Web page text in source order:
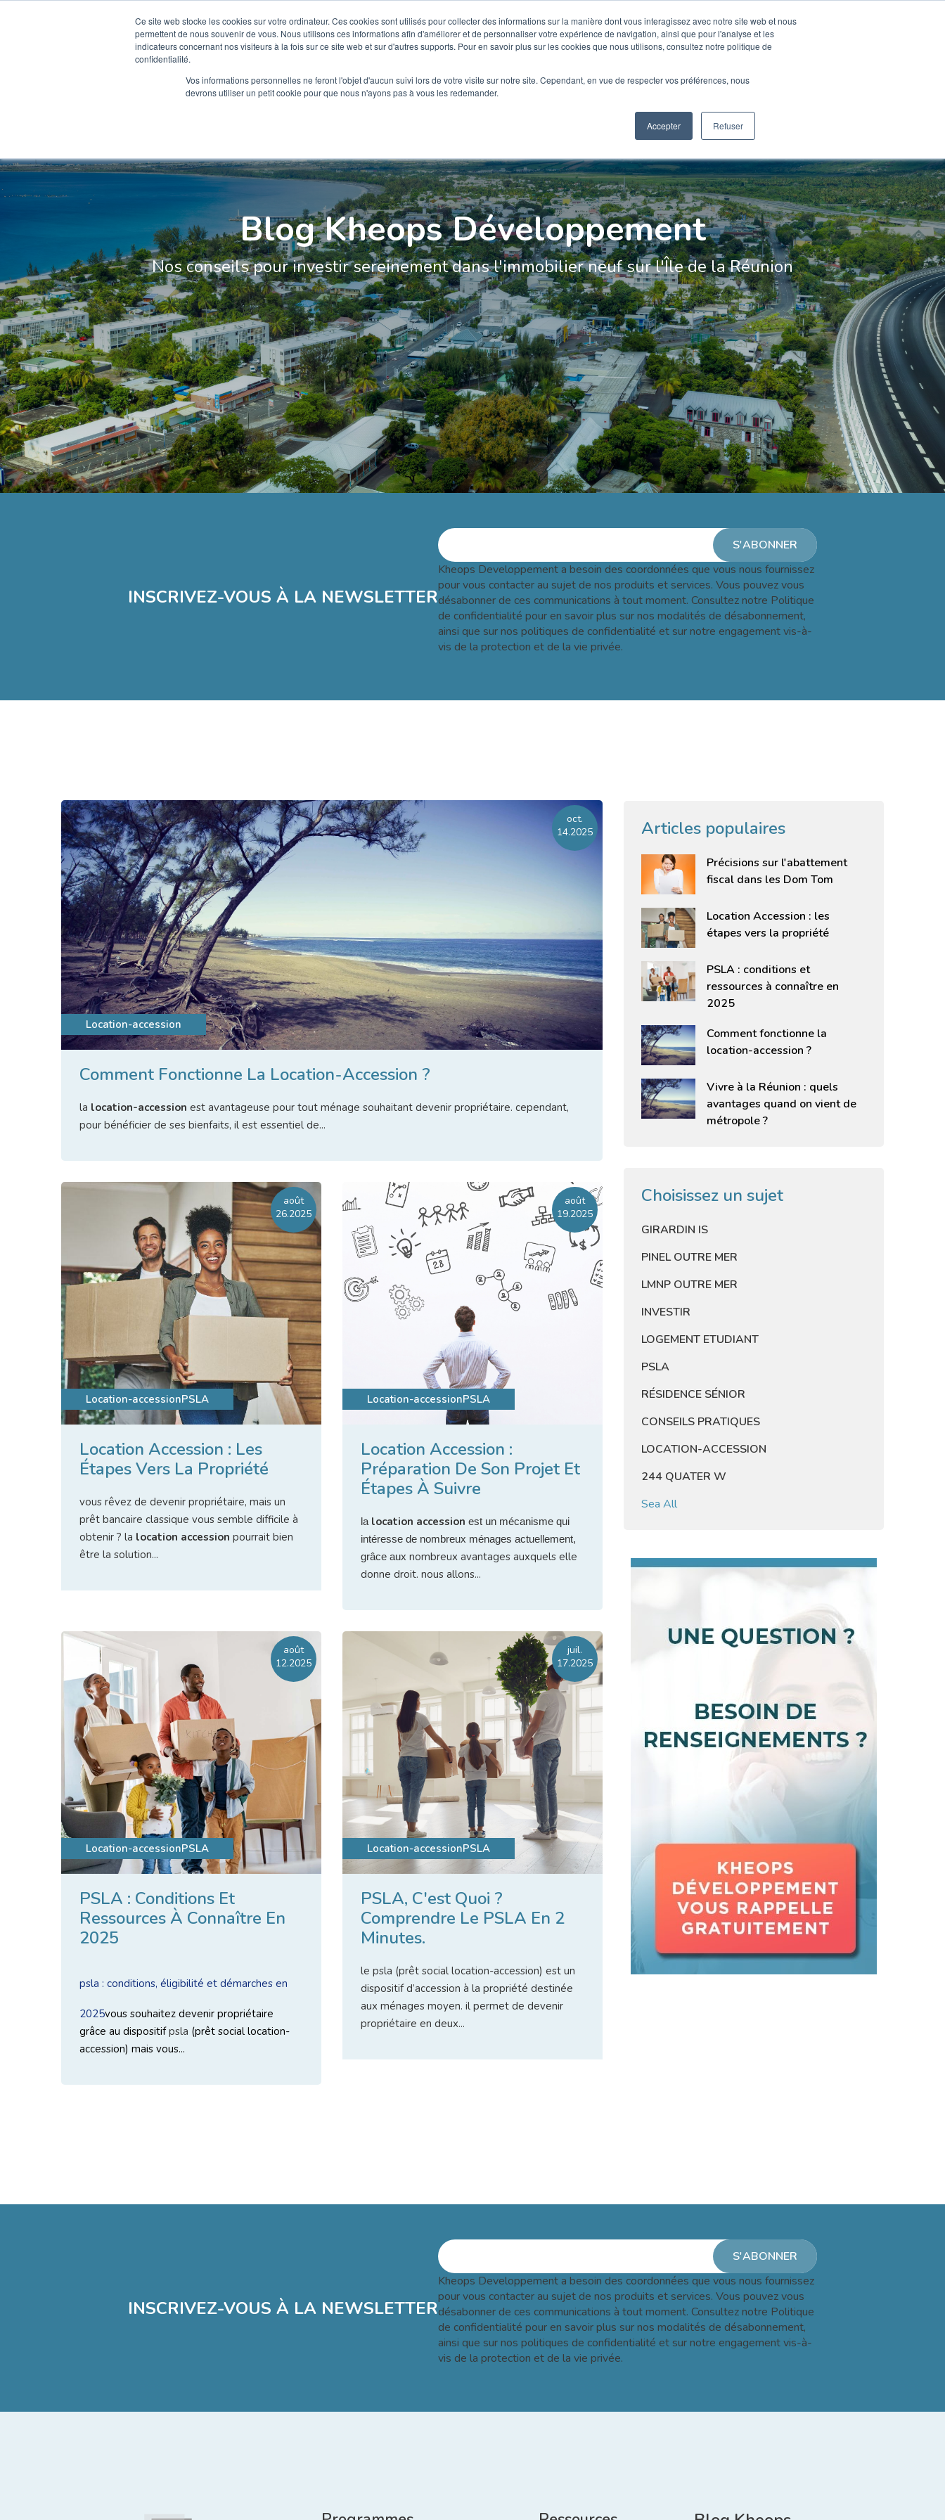
Ce site web stocke les cookies sur votre ordinateur. Ces cookies sont utilisés pour collecter des informations sur la manière dont vous interagissez avec notre site web et nous
permettent de nous souvenir de vous. Nous utilisons ces informations afin d'améliorer et de personnaliser votre expérience de navigation, ainsi que pour l'analyse et les
indicateurs concernant nos visiteurs à la fois sur ce site web et sur d'autres supports. Pour en savoir plus sur les cookies que nous utilisons, consultez notre politique de
confidentialité.
Vos informations personnelles ne feront l'objet d'aucun suivi lors de votre visite sur notre site. Cependant, en vue de respecter vos préférences, nous
devrons utiliser un petit cookie pour que nous n'ayons pas à vous les redemander.
Accepter Refuser
ACCUEIL PROGRAMMES
COMPRENDRE LA
DÉFISCALISATION
QUI SOMMES-
NOUS ?
BLOG
RESSOURCES D'AIDE À
L'INVESTISSEMENT
Blog Kheops Développement
Nos conseils pour investir sereinement dans l'immobilier neuf sur l'Île de la Réunion
INSCRIVEZ-VOUS À LA NEWSLETTER
Kheops Developpement a besoin des coordonnées que vous nous fournissez
pour vous contacter au sujet de nos produits et services. Vous pouvez vous
désabonner de ces communications à tout moment. Consultez notre Politique
de confidentialité pour en savoir plus sur nos modalités de désabonnement,
ainsi que sur nos politiques de confidentialité et sur notre engagement vis-à-
vis de la protection et de la vie privée.
oct.
14.2025
Location-accession
Comment Fonctionne La Location-Accession ?
la location-accession est avantageuse pour tout ménage souhaitant devenir propriétaire. cependant,
pour bénéficier de ses bienfaits, il est essentiel de...
août
26.2025
Location-accessionPSLA
Location Accession : Les
Étapes Vers La Propriété
vous rêvez de devenir propriétaire, mais un
prêt bancaire classique vous semble difficile à
obtenir ? la location accession pourrait bien
être la solution...
août
19.2025
Location-accessionPSLA
Location Accession :
Préparation De Son Projet Et
Étapes À Suivre
la location accession est un mécanisme qui
intéresse de nombreux ménages actuellement,
grâce auxnombreux avantages auxquels elle
donne droit. nous allons...
août
12.2025
Location-accessionPSLA
PSLA : Conditions Et
Ressources À Connaître En
2025
psla : conditions, éligibilité et démarches en
2025vous souhaitez devenir propriétaire
grâce au dispositifpsla (prêt social location-
accession) mais vous...
juil.
17.2025
Location-accessionPSLA
PSLA, C'est Quoi ?
Comprendre Le PSLA En 2
Minutes.
lepsla (prêt social location-accession) est un
dispositif d’accession à la propriété destinée
aux ménages moyen. il permet dedevenir
propriétaire en deux...
Articles populaires
Précisions sur l'abattement
fiscal dans les Dom Tom
Location Accession : les
étapes vers la propriété
PSLA : conditions et
ressources à connaître en
2025
Comment fonctionne la
location-accession ?
Vivre à la Réunion : quels
avantages quand on vient de
métropole ?
Choisissez un sujet
GIRARDIN IS
PINEL OUTRE MER
LMNP OUTRE MER
INVESTIR
LOGEMENT ETUDIANT
PSLA
RÉSIDENCE SÉNIOR
CONSEILS PRATIQUES
LOCATION-ACCESSION
244 QUATER W
Sea All
INSCRIVEZ-VOUS À LA NEWSLETTER
Kheops Developpement a besoin des coordonnées que vous nous fournissez
pour vous contacter au sujet de nos produits et services. Vous pouvez vous
désabonner de ces communications à tout moment. Consultez notre Politique
de confidentialité pour en savoir plus sur nos modalités de désabonnement,
ainsi que sur nos politiques de confidentialité et sur notre engagement vis-à-
vis de la protection et de la vie privée.